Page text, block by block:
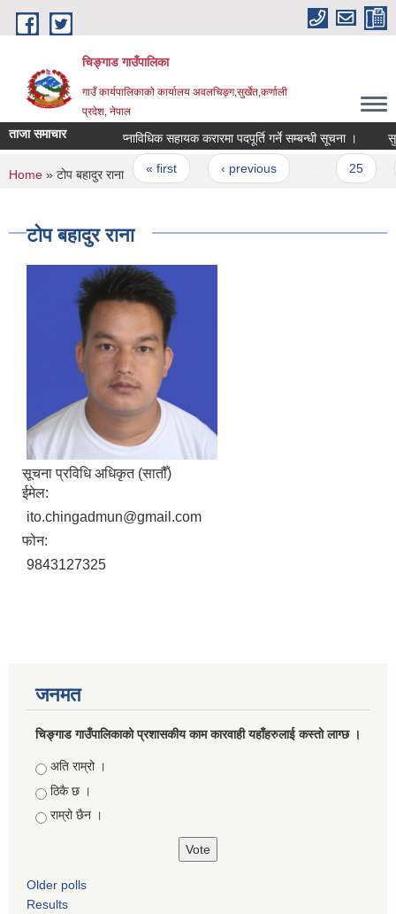
Skip to main content
चिङ्गाड गाउँपालिका
गाउँ कार्यपालिकाको कार्यालय अवलचिङ्ग,सुर्खेत,कर्णाली
प्रदेश, नेपाल
ताजा समाचार प्नाविधिक सहायक करारमा पदपूर्ति गर्ने सम्बन्धी सूचना ।
Pages
« first ‹ previous
You are here
Home » टोप बहादुर राना
टोप बहादुर राना
सूचना प्रविधि अधिकृत (सातौँ)
ईमेल:
ito.chingadmun@gmail.com
फोन:
9843127325
जनमत
चिङ्गाड गाउँपालिकाको प्रशासकीय काम कारवाही यहाँहरुलाई कस्तो लाग्छ ।
Choices
अति राम्रो ।
ठिकै छ ।
राम्रो छैन ।
Older polls
Results